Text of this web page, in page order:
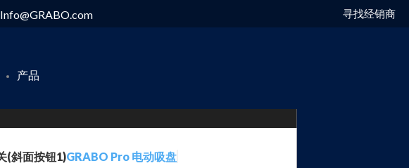
Info@GRABO.com 寻找经销商
产品
GRABO Pro 电动吸盘